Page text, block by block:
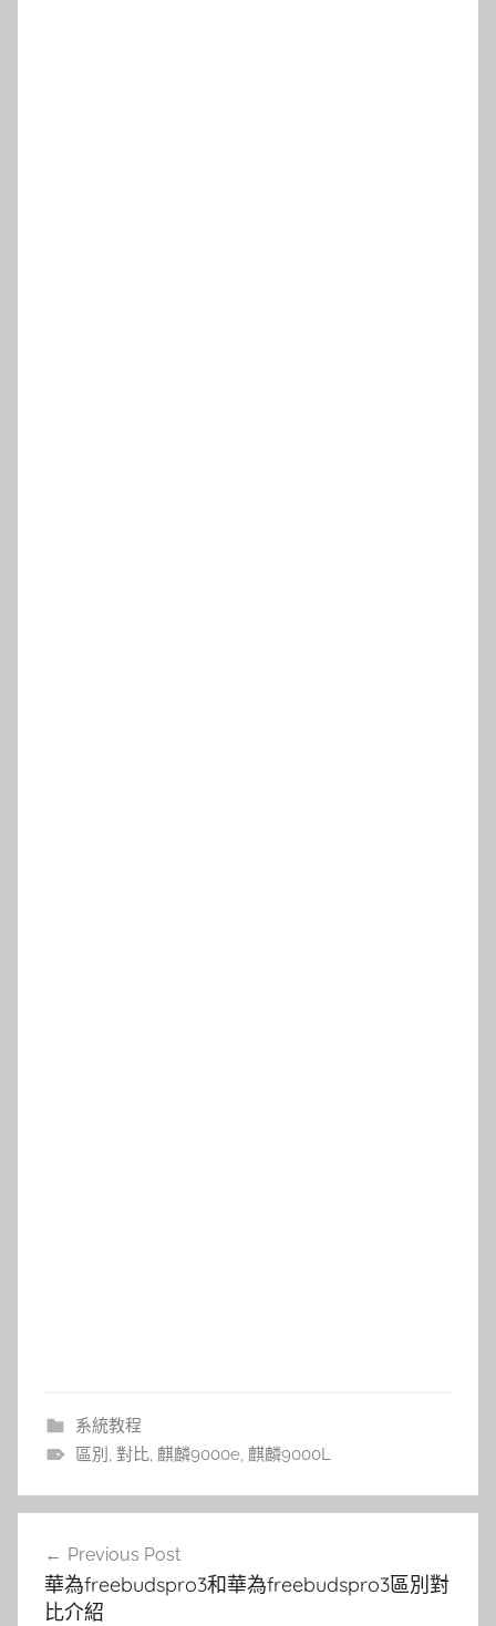
系統教程
區別 , 對比, 麒麟9000e, 麒麟9000L
Previous Post
華為freebudspro3和華為freebudspro3區別對
比介紹